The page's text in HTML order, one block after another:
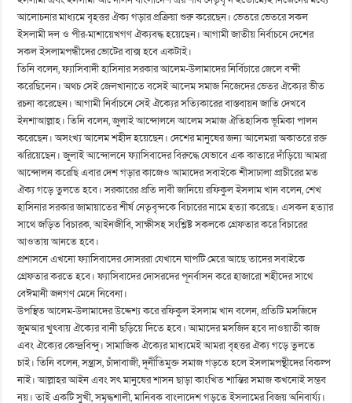
আলোচনার মাধ্যমে বৃহত্তর ঐক্য গড়ার প্রক্রিয়া শুরু করেছেন। ভেতরে ভেতরে সকল
ইসলামী দল ও পীর-মাশায়েখগণ ঐক্যবদ্ধ হয়েছেন। আগামী জাতীয় নির্বাচনে দেশের
সকল ইসলামপন্ধীদের ভোটের বাক্স হবে একটাই।
তিনি বলেন, ফ্যাসিবাদী হাসিনার সরকার আলেম-উলামাদের নির্বিচারে জেলে বন্দী
করেছিলেন। অথচ সেই জেলখানাতে বসেই আলেম সমাজ নিজেদের ভেতর ঐক্যের ভীত
রচনা করেছেন। আগামী নির্বাচনে সেই ঐক্যের সত্যিকারের বাস্তবায়ন জাতি দেখবে
ইনশাআল্লাহ। তিনি বলেন, জুলাই আন্দোলনে আলেম সমাজ ঐতিহাসিক ভূমিকা পালন
করেছেন। অসংখ্য আলেম শহীদ হয়েছেন। দেশের মানুষের জন্য আলেমরা অকাতরে রক্ত
ঝরিয়েছেন। জুলাই আন্দোলনে ফ্যাসিবাদের বিরুদ্ধে যেভাবে এক কাতারে দাঁড়িয়ে আমরা
আন্দোলন করেছি এবার দেশ গড়ার কাজেও আমাদের সবাইকে শীসাঢালা প্রাচীরের মত
ঐক্য গড়ে তুলতে হবে। সরকারের প্রতি দাবী জানিয়ে রফিকুল ইসলাম খান বলেন, শেখ
হাসিনার সরকার জামায়াতের শীর্ষ নেতৃবৃন্দকে বিচারের নামে হত্যা করেছে। এসকল হত্যার
সাথে জড়িত বিচারক, আইনজীবি, সাক্ষীসহ সংশ্লিষ্ট সকলকে গ্রেফতার করে বিচারের
আওতায় আনতে হবে।
প্রশাসনে এখনো ফ্যাসিবাদের দোসররা যেখানে ঘাপটি মেরে আছে তাদের সবাইকে
গ্রেফতার করতে হবে। ফ্যাসিবাদের দোসরদের পূনর্বাসন করে হাজারো শহীদের সাথে
বেঈমানী জনগণ মেনে নিবেনা।
উপস্থিত আলেম-উলামাদের উদ্দেশ্য করে রফিকুল ইসলাম খান বলেন, প্রতিটি মসজিদে
জুমআর খুৎবায় ঐক্যের বানী ছড়িয়ে দিতে হবে। আমাদের মসজিদ হবে দাওয়াতী কাজ
এবং ঐক্যের কেন্দ্রবিন্দু। সামাজিক ঐক্যের মাধ্যমেই আমরা বৃহত্তর ঐক্য গড়ে তুলতে
চাই। তিনি বলেন, সন্ত্রাস, চাঁদাবাজী, দূর্নীতিমুক্ত সমাজ গড়তে হলে ইসলামপন্থীদের বিকল্প
নাই। আল্লাহর আইন এবং সৎ মানুষের শাসন ছাড়া কাংখিত শান্তির সমাজ কখনোই সম্ভব
নয়। তাই একটি সুখী, সমৃদ্ধশালী, মানিবক বাংলাদেশ গড়তে ইসলামের বিজয় অনিবার্য্য।